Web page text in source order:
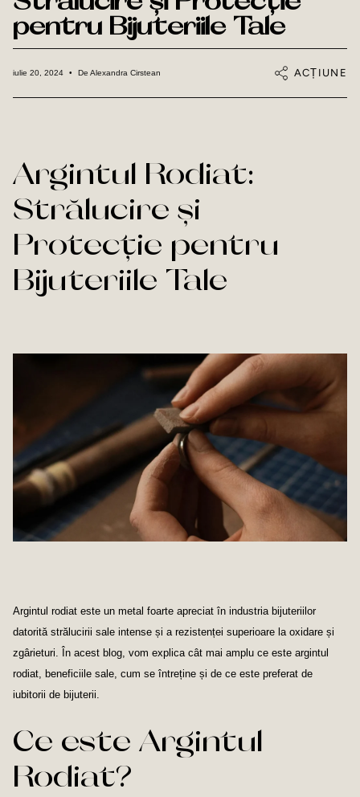
pentru Bijuteriile Tale
iulie 20, 2024 De Alexandra Cirstean ACȚIUNE
Argintul Rodiat:
Strălucire și
Protecție pentru
Bijuteriile Tale
Argintul rodiat este un metal foarte apreciat în industria bijuteriilor
datorită strălucirii sale intense și a rezistenței superioare la oxidare și
zgârieturi. În acest blog, vom explica cât mai amplu ce este argintul
rodiat, beneficiile sale, cum se întreține și de ce este preferat de
iubitorii de bijuterii.
Ce este Argintul
Rodiat?